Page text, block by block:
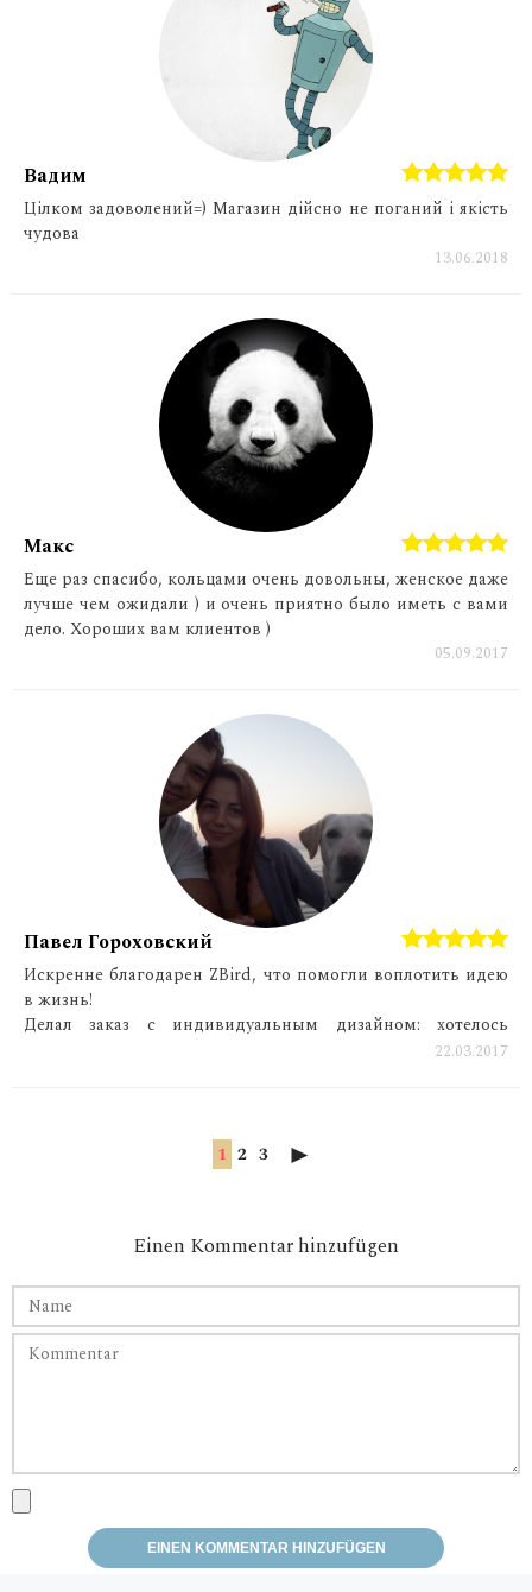
Вадим
Цілком задоволений=) Магазин дійсно не поганий і якість
чудова
13.06.2018
Макс
Еще раз спасибо, кольцами очень довольны, женское даже
лучше чем ожидали ) и очень приятно было иметь с вами
дело. Хороших вам клиентов )
05.09.2017
Павел Гороховский
Искренне благодарен ZBird, что помогли воплотить идею
в жизнь!
Делал заказ с индивидуальным дизайном: хотелось
девушке подарить уникальное кольцо, вложив частичку
была вежлива и учтива. Работать было приятно.
Я очень рад, что нашёл эту компанию: изделия изящные,
изготовление украшений на заказ!
счастливых клиентов!
Теперь жду заветного мига, когда подарю колечко
22.03.2017
1 2 3
Einen Kommentar hinzufügen